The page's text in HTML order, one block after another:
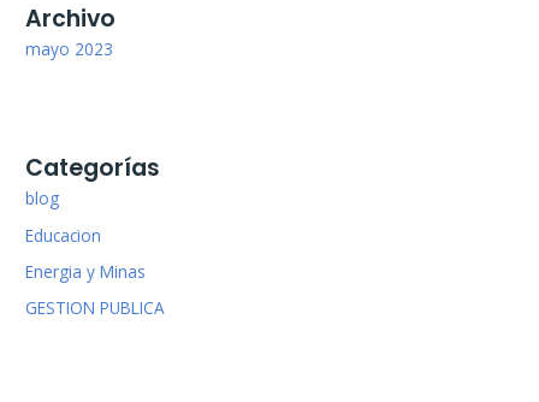
Archivo
mayo 2023
Categorías
blog
Educacion
Energia y Minas
GESTION PUBLICA